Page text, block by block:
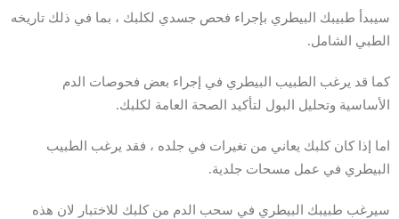
سيبدأ طبيبك البيطري بإجراء فحص جسدي لكلبك ، بما في ذلك تاريخه
الطبي الشامل.
كما قد يرغب الطبيب البيطري في إجراء بعض فحوصات الدم
الأساسية وتحليل البول لتأكيد الصحة العامة لكلبك.
اما إذا كان كلبك يعاني من تغيرات في جلده ، فقد يرغب الطبيب
البيطري في عمل مسحات جلدية.
سيرغب طبيبك البيطري في سحب الدم من كلبك للاختبار لان هذه